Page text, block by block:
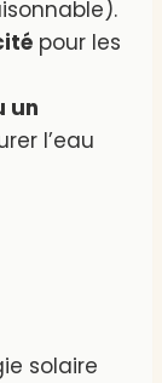
pour les
un
l’eau
solaire